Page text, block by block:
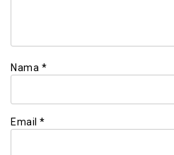
Nama *
Email *